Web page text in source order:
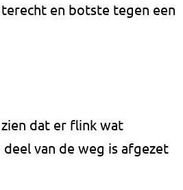
en botste tegen een
dat er flink wat
van de weg is afgezet